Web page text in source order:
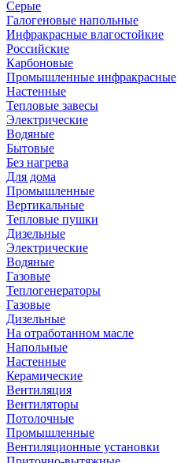
Серые
Галогеновые напольные
Инфракрасные влагостойкие
Российские
Карбоновые
Промышленные инфракрасные
Настенные
Тепловые завесы
Электрические
Водяные
Бытовые
Без нагрева
Для дома
Промышленные
Вертикальные
Тепловые пушки
Дизельные
Электрические
Водяные
Газовые
Теплогенераторы
Газовые
Дизельные
На отработанном масле
Напольные
Настенные
Керамические
Вентиляция
Вентиляторы
Потолочные
Промышленные
Вентиляционные установки